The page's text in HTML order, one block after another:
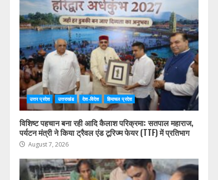
उत्तर प्रदेश उत्तराखंड देश-विदेश हिमाचल प्रदेश
विशिष्ट पहचान बना रही आदि कैलाश परिक्रमा: सतपाल महाराज,
पर्यटन मंत्री ने किया ट्रैवल एंड टूरिज्म फेयर (TTF) में प्रतिभाग
August 7, 2026